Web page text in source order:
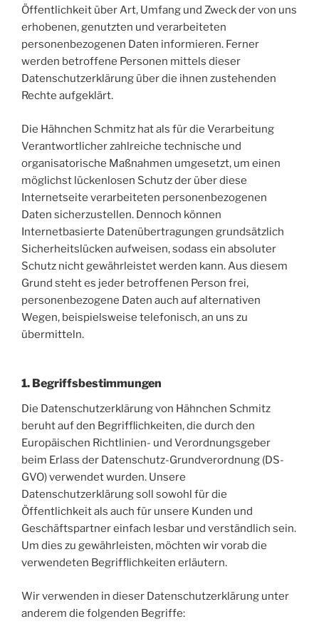
Öffentlichkeit über Art, Umfang und Zweck der von uns
erhobenen, genutzten und verarbeiteten
personenbezogenen Daten informieren. Ferner
werden betroffene Personen mittels dieser
Datenschutzerklärung über die ihnen zustehenden
Rechte aufgeklärt.
Die Hähnchen Schmitz hat als für die Verarbeitung
Verantwortlicher zahlreiche technische und
organisatorische Maßnahmen umgesetzt, um einen
möglichst lückenlosen Schutz der über diese
Internetseite verarbeiteten personenbezogenen
Daten sicherzustellen. Dennoch können
Internetbasierte Datenübertragungen grundsätzlich
Sicherheitslücken aufweisen, sodass ein absoluter
Schutz nicht gewährleistet werden kann. Aus diesem
Grund steht es jeder betroffenen Person frei,
personenbezogene Daten auch auf alternativen
Wegen, beispielsweise telefonisch, an uns zu
übermitteln.
1. Begriffsbestimmungen
Die Datenschutzerklärung von Hähnchen Schmitz
beruht auf den Begrifflichkeiten, die durch den
Europäischen Richtlinien- und Verordnungsgeber
beim Erlass der Datenschutz-Grundverordnung (DS-
GVO) verwendet wurden. Unsere
Datenschutzerklärung soll sowohl für die
Öffentlichkeit als auch für unsere Kunden und
Geschäftspartner einfach lesbar und verständlich sein.
Um dies zu gewährleisten, möchten wir vorab die
verwendeten Begrifflichkeiten erläutern.
Wir verwenden in dieser Datenschutzerklärung unter
anderem die folgenden Begriffe: